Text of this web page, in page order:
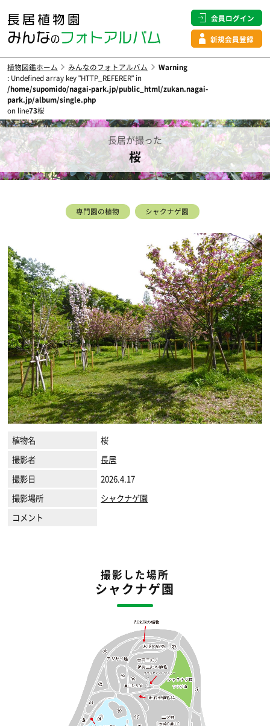
会員ログイン
新規会員登録
植物図鑑ホーム みんなのフォトアルバム
Warning
: Undefined array key "HTTP_REFERER" in
/home/supomido/nagai-park.jp/public_html/zukan.nagai-
park.jp/album/single.php
on line73桜
長居が撮った
桜
専門園の植物 シャクナゲ園
植物名
桜
撮影者
長居
撮影日
2026.4.17
撮影場所
シャクナゲ園
コメント
撮影した場所
シャクナゲ園